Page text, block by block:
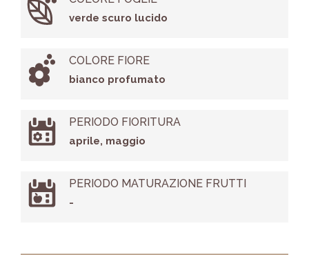
verde scuro lucido
COLORE FIORE
bianco profumato
PERIODO FIORITURA
aprile, maggio
PERIODO MATURAZIONE FRUTTI
-